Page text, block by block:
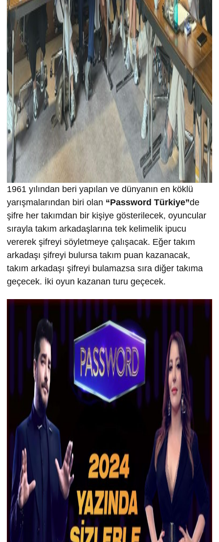
1961 yılından beri yapılan ve dünyanın en köklü
yarışmalarından biri olan “Password Türkiye”de
şifre her takımdan bir kişiye gösterilecek, oyuncular
sırayla takım arkadaşlarına tek kelimelik ipucu
vererek şifreyi söyletmeye çalışacak. Eğer takım
arkadaşı şifreyi bulursa takım puan kazanacak,
takım arkadaşı şifreyi bulamazsa sıra diğer takıma
geçecek. İki oyun kazanan turu geçecek.